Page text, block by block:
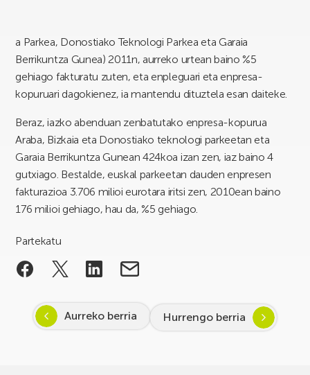
a Parkea, Donostiako Teknologi Parkea eta Garaia
Berrikuntza Gunea) 2011n, aurreko urtean baino %5
gehiago fakturatu zuten, eta enpleguari eta enpresa-
kopuruari dagokienez, ia mantendu dituztela esan daiteke.
Beraz, iazko abenduan zenbatutako enpresa-kopurua
Araba, Bizkaia eta Donostiako teknologi parkeetan eta
Garaia Berrikuntza Gunean 424koa izan zen, iaz baino 4
gutxiago. Bestalde, euskal parkeetan dauden enpresen
fakturazioa 3.706 milioi eurotara iritsi zen, 2010ean baino
176 milioi gehiago, hau da, %5 gehiago.
Partekatu
Aurreko berria Hurrengo berria